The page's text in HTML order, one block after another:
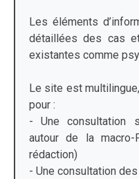
Les éléments
détaillées des cas
existantes comme
Le site est
pour :
- Une consultation
autour de la
rédaction)
- Une consultation